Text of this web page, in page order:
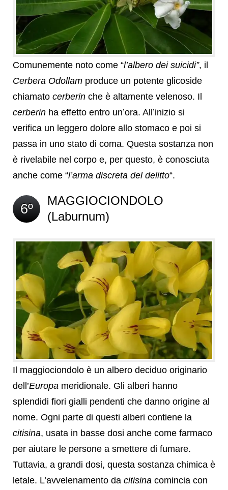
Comunemente noto come “l’albero dei suicidi”, il
Cerbera Odollam produce un potente glicoside
chiamato cerberin che è altamente velenoso. Il
cerberin ha effetto entro un’ora. All’inizio si
verifica un leggero dolore allo stomaco e poi si
passa in uno stato di coma. Questa sostanza non
è rivelabile nel corpo e, per questo, è conosciuta
anche come “l’arma discreta del delitto“.
6º
MAGGIOCIONDOLO
(Laburnum)
Il maggiociondolo è un albero deciduo originario
dell’Europa meridionale. Gli alberi hanno
splendidi fiori gialli pendenti che danno origine al
nome. Ogni parte di questi alberi contiene la
citisina, usata in basse dosi anche come farmaco
per aiutare le persone a smettere di fumare.
Tuttavia, a grandi dosi, questa sostanza chimica è
letale. L’avvelenamento da citisina comincia con